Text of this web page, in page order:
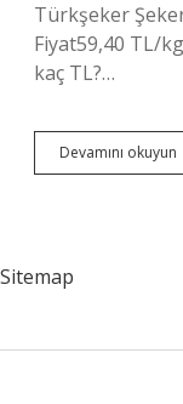
Türkşeker
Fiyat59,40 TL/
kaç TL?…
Devamını okuyun
Sitemap